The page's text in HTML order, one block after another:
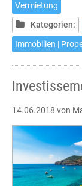
Vermietung
Kategorien:
Immobilien |
14.06.2018 von